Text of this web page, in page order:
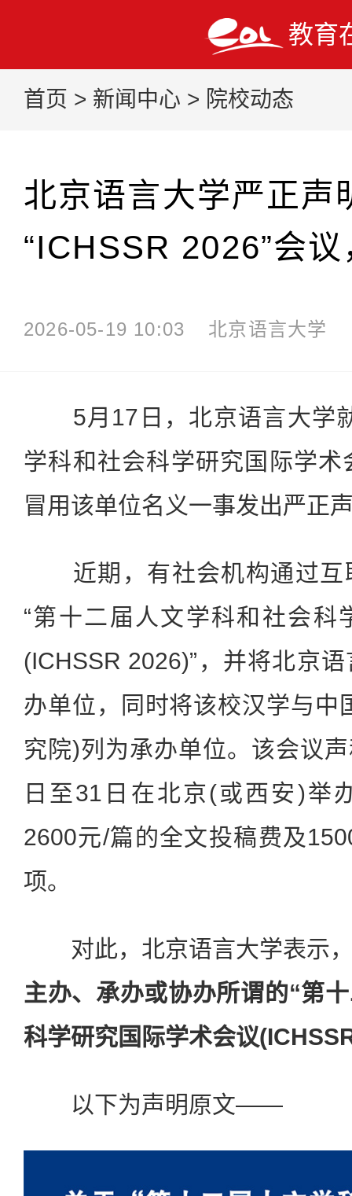
教育
首页 > 新闻中心 > 院校动态
北京语言大学严正声
“ICHSSR 2026”会
2026-05-19 10:03 北京语言大学
5月17日，北京语言大学就
学科和社会科学研究国际学术
冒用该单位名义一事发出严正
近期，有社会机构通过互
“第十二届人文学科和社会科
(ICHSSR 2026)”，并将北京
办单位，同时将该校汉学与中
究院)列为承办单位。该会议
日至31日在北京(或西安)举
2600元/篇的全文投稿费及
项。
对此，北京语言大学表示
主办、承办或协办所谓的“第
科学研究国际学术会议
以下为声明原文——